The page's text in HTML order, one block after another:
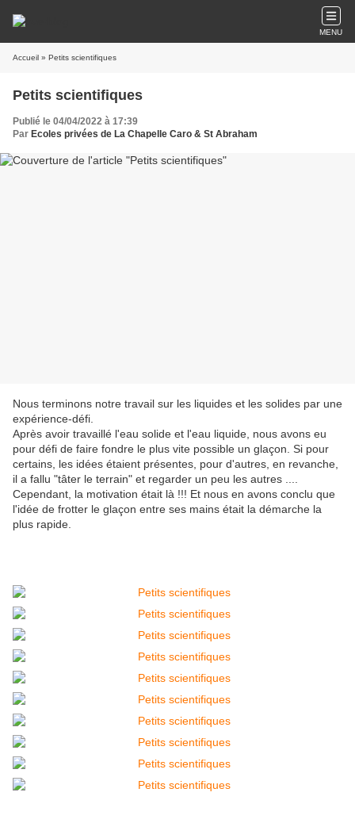
MENU
Accueil » Petits scientifiques
Petits scientifiques
Publié le 04/04/2022 à 17:39
Par Ecoles privées de La Chapelle Caro & St Abraham
Nous terminons notre travail sur les liquides et les solides par une
expérience-défi.
Après avoir travaillé l'eau solide et l'eau liquide, nous avons eu
pour défi de faire fondre le plus vite possible un glaçon. Si pour
certains, les idées étaient présentes, pour d'autres, en revanche,
il a fallu "tâter le terrain" et regarder un peu les autres ....
Cependant, la motivation était là !!! Et nous en avons conclu que
l'idée de frotter le glaçon entre ses mains était la démarche la
plus rapide.